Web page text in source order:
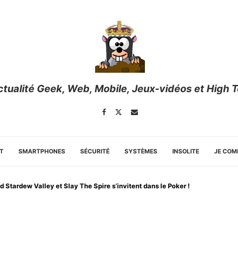
Geek, Web, Mobile, Jeux-vidéos et High
SMARTPHONES SÉCURITÉ SYSTÈMES INSOLITE JE
Stardew Valley et Slay The Spire s’invitent dans le Poker !